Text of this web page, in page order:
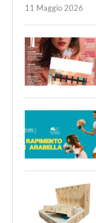
11 Maggio 2026